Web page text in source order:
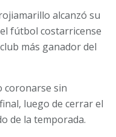
alcanzó su
fútbol costarricense
más ganador del
coronarse sin
luego de cerrar el
de la temporada.